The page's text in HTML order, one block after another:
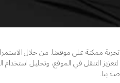
ممكنة على موقعنا. من خلال
التنقل في الموقع، وتحليل استخدام
بنا.